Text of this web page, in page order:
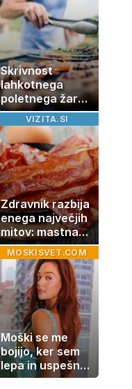
partnerice
športnih
zvezdnikov
Skrivnost
lahkotnega
poletnega žara,
po katerem ne
boste
potrebovali
popoldanskega
spanca
VIZITA.SI
Zdravnik razbija
enega največjih
mitov: mastna
jetra ne
nastanejo
zaradi slanine,
temveč zaradi
živila, ki ga
imamo vsi radi
MOSKISVET.COM
Moški se me
bojijo, ker sem
lepa in uspešna:
Misica razkrila,